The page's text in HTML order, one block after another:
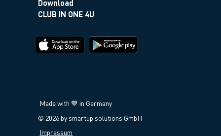
Download
CLUB IN ONE 4U
Made with 💙 in Germany
© 2026 by smartup solutions GmbH
Impressum